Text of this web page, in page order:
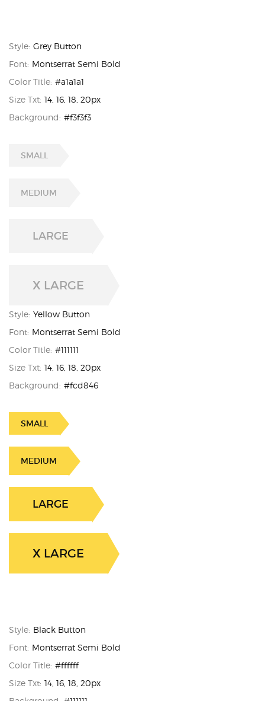
Style: Grey Button
Font: Montserrat Semi Bold
Color Title: #a1a1a1
Size Txt: 14, 16, 18, 20px
Background: #f3f3f3
SMALL
MEDIUM
LARGE
X LARGE
Style: Yellow Button
Font: Montserrat Semi Bold
Color Title: #111111
Size Txt: 14, 16, 18, 20px
Background: #fcd846
SMALL
MEDIUM
LARGE
X LARGE
Style: Black Button
Font: Montserrat Semi Bold
Color Title: #ffffff
Size Txt: 14, 16, 18, 20px